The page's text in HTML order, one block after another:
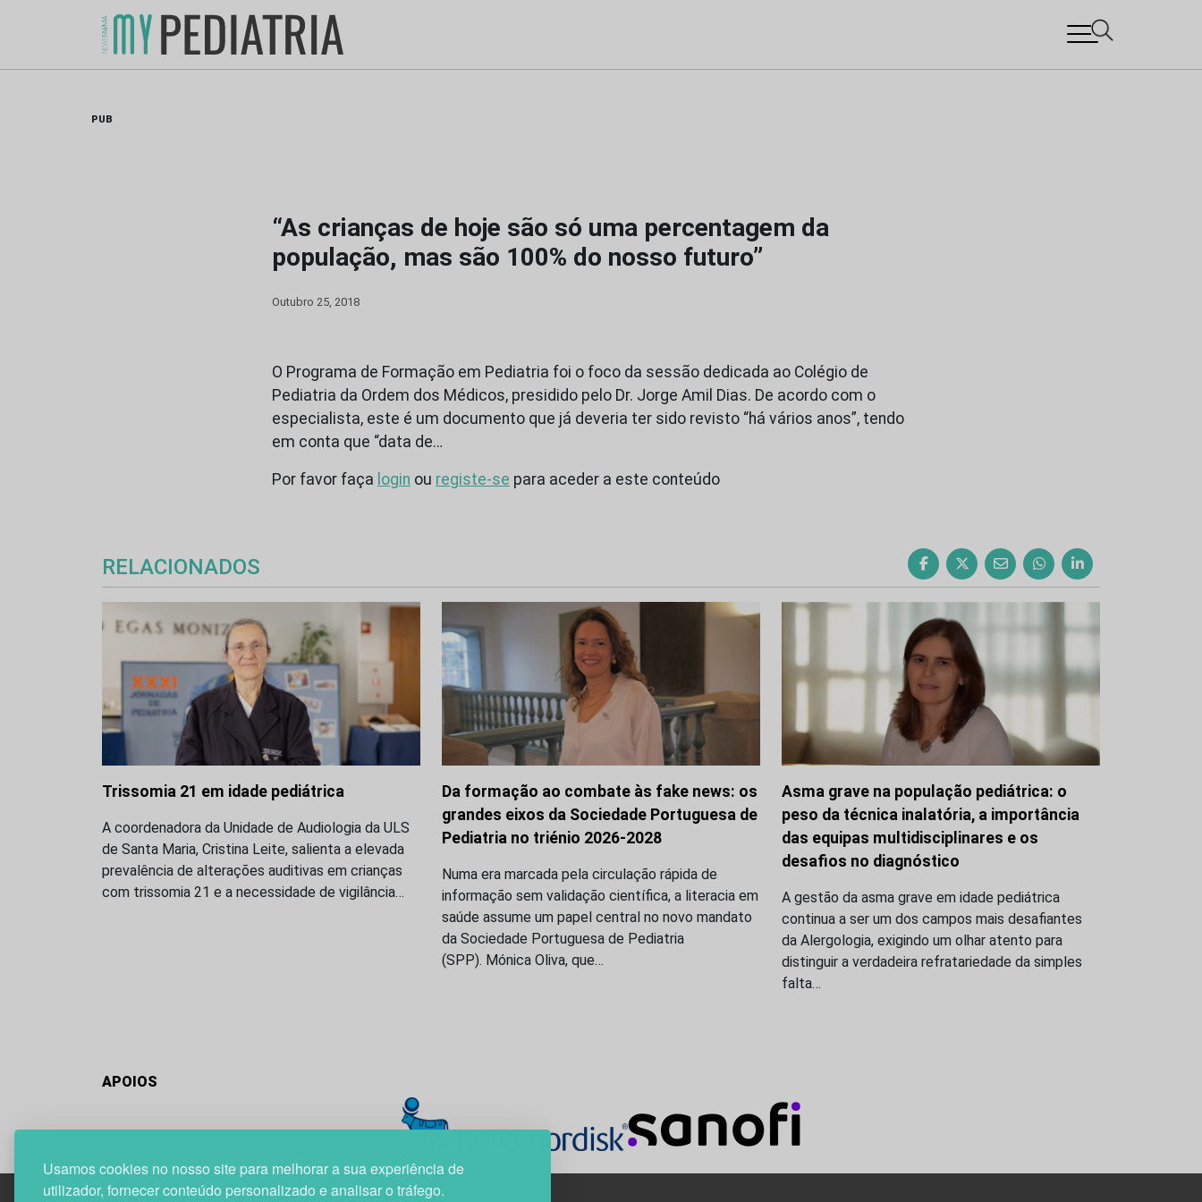
Usamos cookies no nosso site para melhorar a sua experiência de
utilizador, fornecer conteúdo personalizado e analisar o tráfego.
PUB
“As crianças de hoje são só uma percentagem da
população, mas são 100% do nosso futuro”
Outubro 25, 2018
O Programa de Formação em Pediatria foi o foco da sessão dedicada ao Colégio de
Pediatria da Ordem dos Médicos, presidido pelo Dr. Jorge Amil Dias. De acordo com o
especialista, este é um documento que já deveria ter sido revisto “há vários anos”, tendo
em conta que “data de…
Por favor faça login ou registe-se para aceder a este conteúdo
RELACIONADOS
Trissomia 21 em idade pediátrica
A coordenadora da Unidade de Audiologia da ULS
de Santa Maria, Cristina Leite, salienta a elevada
prevalência de alterações auditivas em crianças
com trissomia 21 e a necessidade de vigilância…
Da formação ao combate às fake news: os
grandes eixos da Sociedade Portuguesa de
Pediatria no triénio 2026-2028
Numa era marcada pela circulação rápida de
informação sem validação científica, a literacia em
saúde assume um papel central no novo mandato
da Sociedade Portuguesa de Pediatria
(SPP). Mónica Oliva, que…
Asma grave na população pediátrica: o
peso da técnica inalatória, a importância
das equipas multidisciplinares e os
desafios no diagnóstico
A gestão da asma grave em idade pediátrica
continua a ser um dos campos mais desafiantes
da Alergologia, exigindo um olhar atento para
distinguir a verdadeira refratariedade da simples
falta…
APOIOS